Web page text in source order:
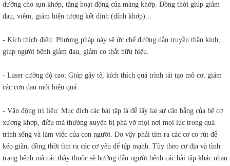
dưỡng cho sụn khớp, tăng hoạt động của màng khớp. Đồng thời giúp giảm
đau, viêm, giảm hiện tượng kết dính (dính khớp)...
- Kích thích điện: Phương pháp này sẽ ức chế đường dẫn truyền thần kinh,
giúp người bệnh giảm đau, giảm co thắt hữu hiệu.
- Laser cường độ cao: Giúp gây tê, kích thích quá trình tái tạo mô cơ, giảm
các cơn đau mỏi hiệu quả.
- Vận động trị liệu: Mục đích các bài tập là để lấy lại sự cân bằng của hệ cơ
xương khớp, điều mà thường xuyên bị phá vỡ mọi nơi mọi lúc trong quá
trình sống và làm việc của con người. Do vậy phải tìm ra các cơ co rút để
kéo giãn, đồng thời tìm ra các cơ yếu để tập mạnh. Tùy theo cơ địa và tình
trạng bệnh mà các thầy thuốc sẽ hướng dẫn người bệnh các bài tập khác nhau